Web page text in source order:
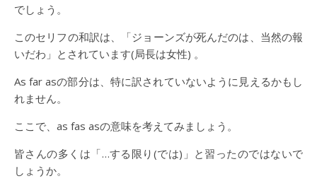
でしょう。
このセリフの和訳は、「ジョーンズが死んだのは、当然の報
いだわ」とされています(局長は女性) 。
As far asの部分は、特に訳されていないように見えるかもし
れません。
ここで、as fas asの意味を考えてみましょう。
皆さんの多くは「…する限り(では)」と習ったのではないで
しょうか。